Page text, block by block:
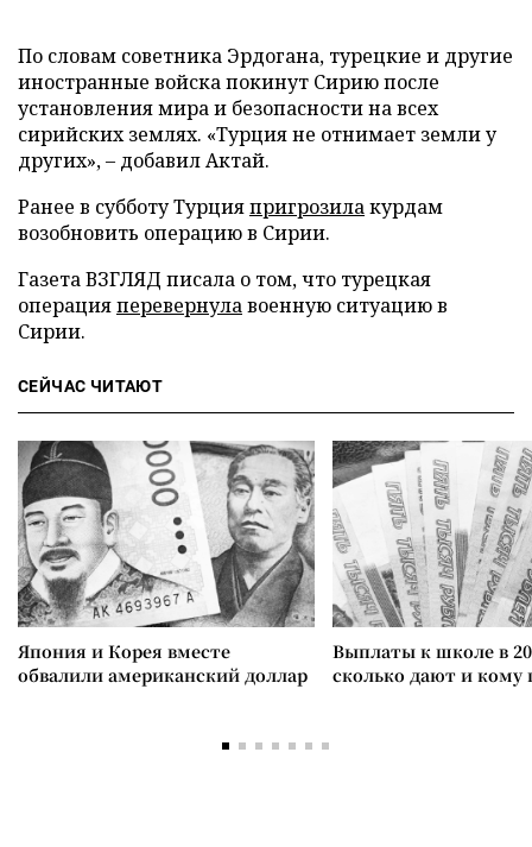
По словам советника Эрдогана, турецкие и другие
иностранные войска покинут Сирию после
установления мира и безопасности на всех
сирийских землях. «Турция не отнимает земли у
других», – добавил Актай.
Ранее в субботу Турцияпригрозилакурдам
возобновить операцию в Сирии.
Газета ВЗГЛЯД писала о том, что турецкая
операцияперевернулавоенную ситуацию в
Сирии.
СЕЙЧАС ЧИТАЮТ
Япония и Корея вместе
обвалили американский доллар
Выплаты к школе в
сколько дают и